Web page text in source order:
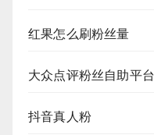
红果怎么刷粉丝量
大众点评粉丝自助平台
抖音真人粉